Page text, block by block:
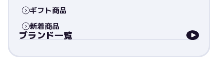
ギフト商品
新着商品
ブランド一覧